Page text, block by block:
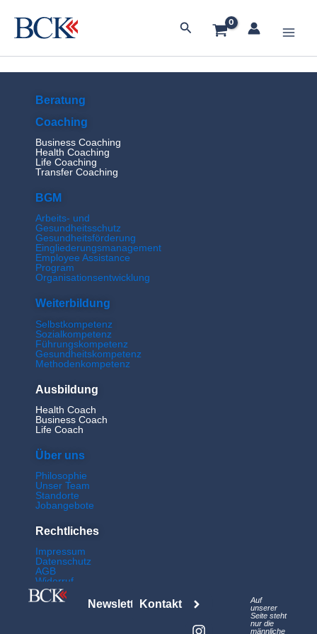
Inhalt
springen
Suchen
Beratung
Coaching
Business Coaching
Health Coaching
Life Coaching
Transfer Coaching
BGM
Arbeits- und
Gesundheitsschutz
Gesundheitsförderung
Eingliederungsmanagement
Employee Assistance
Program
Organisationsentwicklung
Weiterbildung
Selbstkompetenz
Sozialkompetenz
Führungskompetenz
Gesundheitskompetenz
Methodenkompetenz
Ausbildung
Health Coach
Business Coach
Life Coach
Über uns
Philosophie
Unser Team
Standorte
Jobangebote
Rechtliches
Impressum
Datenschutz
AGB
Widerruf
NewsletterKontakt
i
n
n
s
Auf
unserer
Seite steht
nur die
männliche